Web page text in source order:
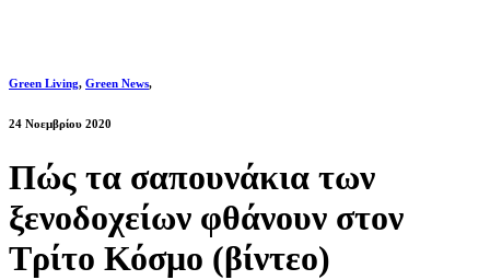
Green Living, Green News,
24 Νοεμβρίου 2020
Πώς τα σαπουνάκια των
ξενοδοχείων φθάνουν στον
Τρίτο Κόσμο (βίντεο)